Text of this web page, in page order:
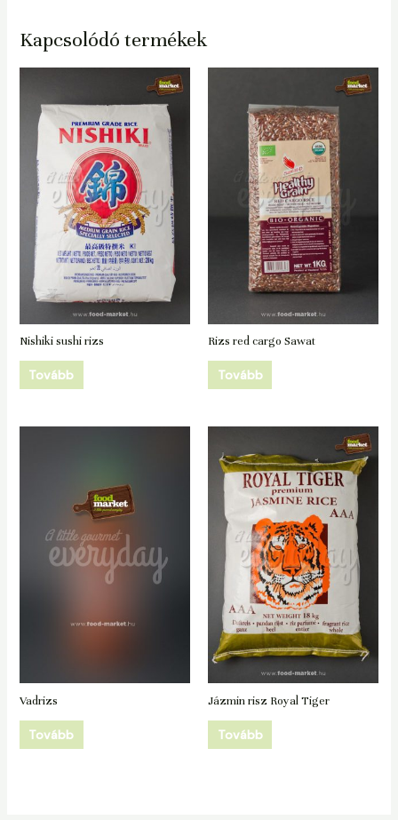
Kapcsolódó termékek
Nishiki sushi rizs
Tovább
Rizs red cargo Sawat
Tovább
Vadrizs
Tovább
Jázmin risz Royal Tiger
Tovább